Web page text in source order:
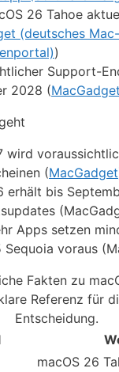
26 Tahoe
(deutsches
)
Support-
2028 (MacGadget
wird
(MacGadget
erhält bis
Apps setzen
Sequoia voraus
Fakten zu
Referenz für
Entscheidung.
macOS 26